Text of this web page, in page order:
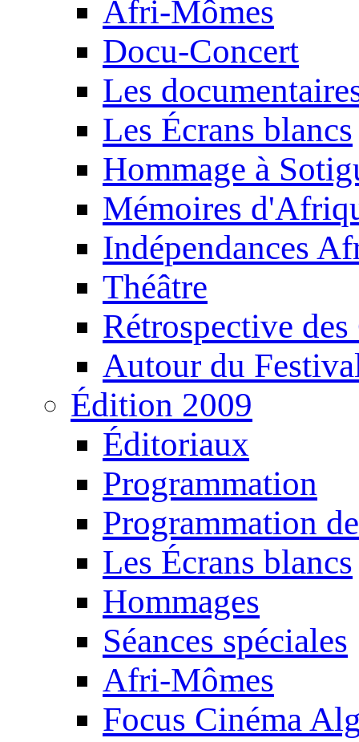
Afri-Mômes
Docu-Concert
Les
Les Écrans blancs
Hommage à
Mémoires
Indépendances
Théâtre
Rétrospective
Autour du
Édition 2009
Éditoriaux
Programmation
Programmation
Les Écrans blancs
Hommages
Séances spéciales
Afri-Mômes
Focus Cinéma